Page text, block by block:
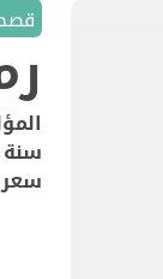
سنة
سعر